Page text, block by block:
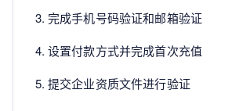
完成手机号码验证和邮箱验证
设置付款方式并完成首次充值
提交企业资质文件进行验证